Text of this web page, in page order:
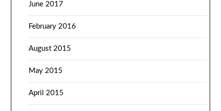
June 2017
February 2016
August 2015
May 2015
April 2015